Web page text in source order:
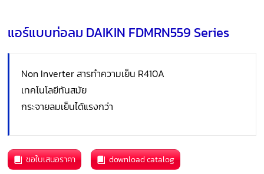
แอร์แบบท่อลม DAIKIN FDMRN559 Series
Non Inverter สารทำความเย็น R410A
เทคโนโลยีทันสมัย
กระจายลมเย็นได้แรงกว่า
ขอใบเสนอราคา download catalog